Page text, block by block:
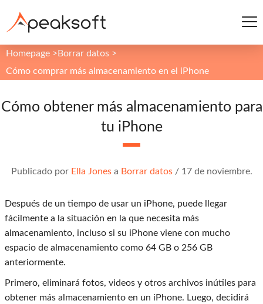
Homepage > Borrar datos >
Cómo comprar más almacenamiento en el iPhone
Cómo obtener más almacenamiento para
tu iPhone
Publicado por Ella Jonesa Borrar datos/ 17 de noviembre.
Después de un tiempo de usar un iPhone, puede llegar
fácilmente a la situación en la que necesita más
almacenamiento, incluso si su iPhone viene con mucho
espacio de almacenamiento como 64 GB o 256 GB
anteriormente.
Primero, eliminará fotos, videos y otros archivos inútiles para
obtener más almacenamiento en un iPhone. Luego, decidirá